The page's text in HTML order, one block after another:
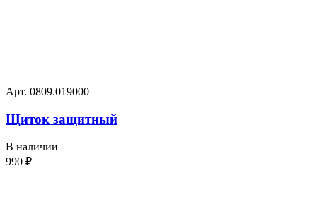
Арт. 0809.019000
Щиток защитный
В наличии
990 ₽